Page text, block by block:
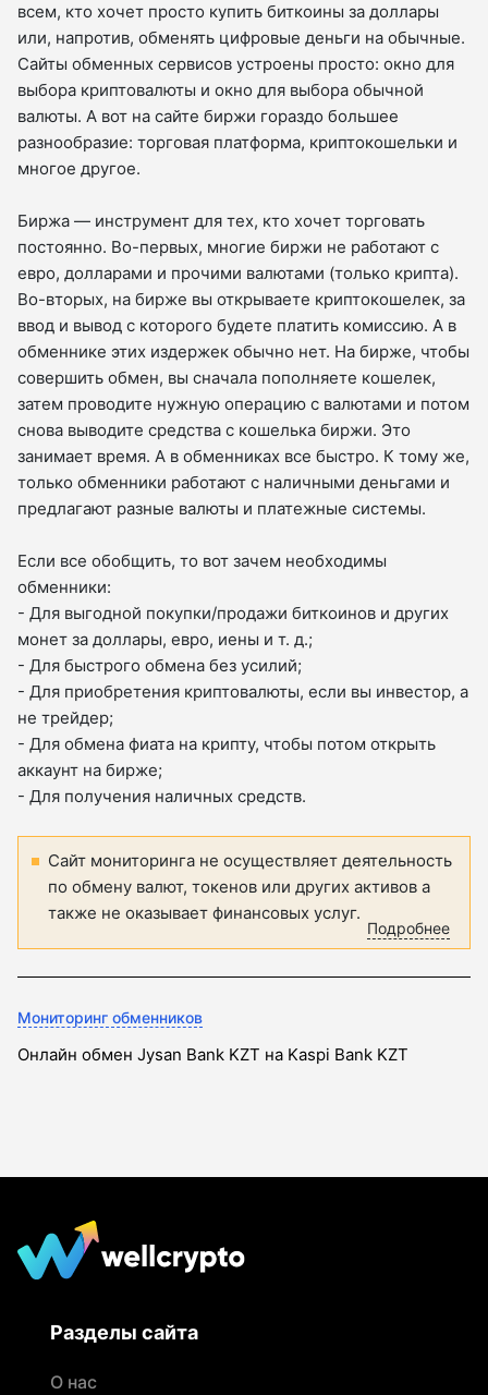
всем, кто хочет просто купить биткоины за доллары
или, напротив, обменять цифровые деньги на обычные.
Сайты обменных сервисов устроены просто: окно для
выбора криптовалюты и окно для выбора обычной
валюты. А вот на сайте биржи гораздо большее
разнообразие: торговая платформа, криптокошельки и
многое другое.
Биржа — инструмент для тех, кто хочет торговать
постоянно. Во-первых, многие биржи не работают с
евро, долларами и прочими валютами (только крипта).
Во-вторых, на бирже вы открываете криптокошелек, за
ввод и вывод с которого будете платить комиссию. А в
обменнике этих издержек обычно нет. На бирже, чтобы
совершить обмен, вы сначала пополняете кошелек,
затем проводите нужную операцию с валютами и потом
снова выводите средства с кошелька биржи. Это
занимает время. А в обменниках все быстро. К тому же,
только обменники работают с наличными деньгами и
предлагают разные валюты и платежные системы.
Если все обобщить, то вот зачем необходимы
обменники:
- Для выгодной покупки/продажи биткоинов и других
монет за доллары, евро, иены и т. д.;
- Для быстрого обмена без усилий;
- Для приобретения криптовалюты, если вы инвестор, а
не трейдер;
- Для обмена фиата на крипту, чтобы потом открыть
аккаунт на бирже;
- Для получения наличных средств.
Сайт мониторинга не осуществляет деятельность
по обмену валют, токенов или других активов а
также не оказывает финансовых услуг.
Подробнее
Мониторинг обменников
Онлайн обмен Jysan Bank KZT на Kaspi Bank KZT
Разделы сайта
О нас